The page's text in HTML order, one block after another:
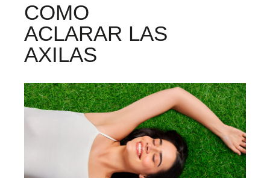
COMO
ACLARAR LAS
AXILAS